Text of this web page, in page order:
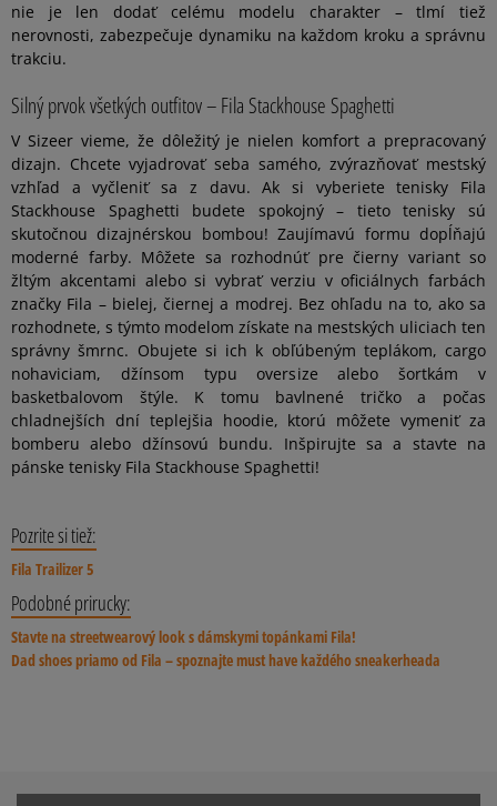
nie je len dodať celému modelu charakter – tlmí tiež
nerovnosti, zabezpečuje dynamiku na každom kroku a správnu
trakciu.
Silný prvok všetkých outfitov – Fila Stackhouse Spaghetti
V Sizeer vieme, že dôležitý je nielen komfort a prepracovaný
dizajn. Chcete vyjadrovať seba samého, zvýrazňovať mestský
vzhľad a vyčleniť sa z davu. Ak si vyberiete tenisky Fila
Stackhouse Spaghetti budete spokojný – tieto tenisky sú
skutočnou dizajnérskou bombou! Zaujímavú formu dopĺňajú
moderné farby. Môžete sa rozhodnúť pre čierny variant so
žltým akcentami alebo si vybrať verziu v oficiálnych farbách
značky Fila – bielej, čiernej a modrej. Bez ohľadu na to, ako sa
rozhodnete, s týmto modelom získate na mestských uliciach ten
správny šmrnc. Obujete si ich k obľúbeným teplákom, cargo
nohaviciam, džínsom typu oversize alebo šortkám v
basketbalovom štýle. K tomu bavlnené tričko a počas
chladnejších dní teplejšia hoodie, ktorú môžete vymeniť za
bomberu alebo džínsovú bundu. Inšpirujte sa a stavte na
pánske tenisky Fila Stackhouse Spaghetti!
Pozrite si tiež:
Fila Trailizer 5
Podobné prirucky:
Stavte na streetwearový look s dámskymi topánkami Fila!
Dad shoes priamo od Fila – spoznajte must have každého sneakerheada